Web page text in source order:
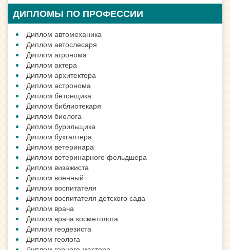
ДИПЛОМЫ ПО ПРОФЕССИИ
Диплом автомеханика
Диплом автослесаря
Диплом агронома
Диплом актера
Диплом архитектора
Диплом астронома
Диплом бетонщика
Диплом библиотекаря
Диплом биолога
Диплом бурильщика
Диплом бухгалтера
Диплом ветеринара
Диплом ветеринарного фельдшера
Диплом визажиста
Диплом военный
Диплом воспитателя
Диплом воспитателя детского сада
Диплом врача
Диплом врача косметолога
Диплом геодезиста
Диплом геолога